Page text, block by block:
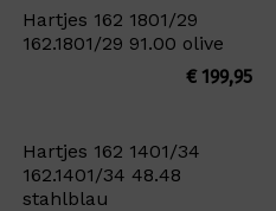
Hartjes 162 1801/29
162.1801/29 91.00 olive
€199,95
Hartjes 162 1401/34
162.1401/34 48.48
stahlblau